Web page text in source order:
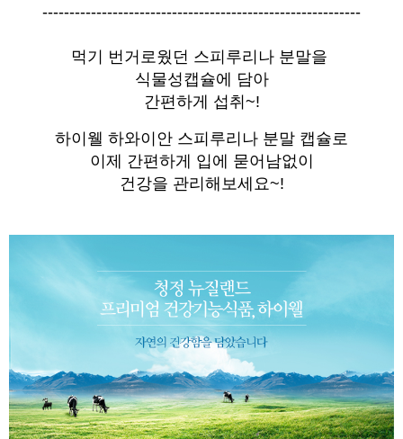
-----------------------------------------------------------
먹기 번거로웠던 스피루리나 분말을
식물성캡슐에 담아
간편하게 섭취~!
하이웰 하와이안 스피루리나 분말 캡슐로
이제 간편하게 입에 묻어남없이
건강을 관리해보세요~!